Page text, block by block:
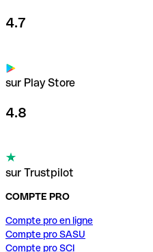
4.7
sur Play Store
4.8
sur Trustpilot
COMPTE PRO
Compte pro en ligne
Compte pro SASU
Compte pro SCI